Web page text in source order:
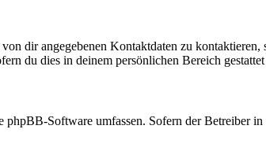
dir angegebenen Kontaktdaten zu
du dies in deinem persönlichen Bereich gestattet
Software umfassen. Sofern der Betreiber